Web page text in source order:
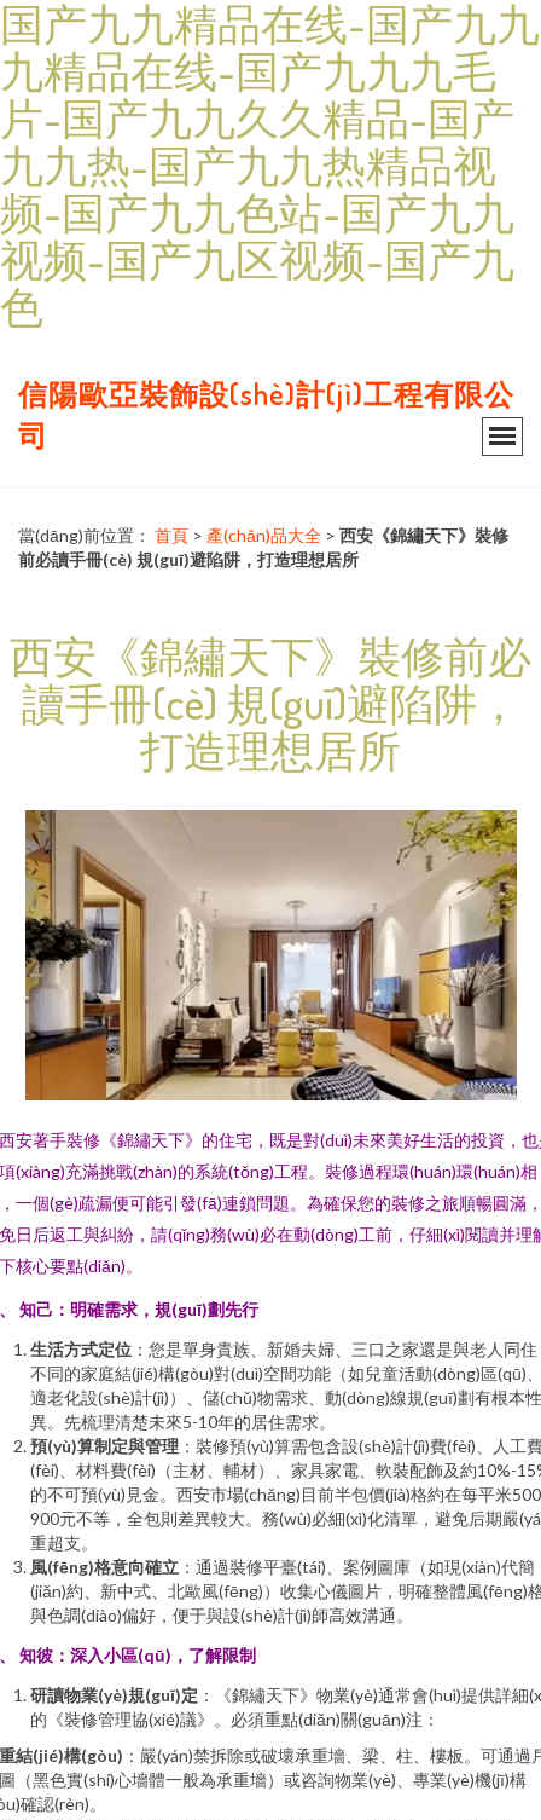
国产九九精品在线-国产九九
九精品在线-国产九九九毛
片-国产九九久久精品-国产
九九热-国产九九热精品视
频-国产九九色站-国产九九
视频-国产九区视频-国产九
色
信陽歐亞裝飾設(shè)計(jì)工程有限公
司
當(dāng)前位置： 首頁 > 產(chǎn)品大全 > 西安《錦繡天下》裝修
前必讀手冊(cè) 規(guī)避陷阱，打造理想居所
西安《錦繡天下》裝修前必
讀手冊(cè) 規(guī)避陷阱，
打造理想居所
安著手裝修《錦繡天下》的住宅，既是對(duì)未來美好生活的投資，
(xiàng)充滿挑戰(zhàn)的系統(tǒng)工程。裝修過程環(huán)環(huán)相
一個(gè)疏漏便可能引發(fā)連鎖問題。為確保您的裝修之旅順暢圓滿
日后返工與糾紛，請(qǐng)務(wù)必在動(dòng)工前，仔細(xì)閱讀并理
核心要點(diǎn)。
知己：明確需求，規(guī)劃先行
生活方式定位 ：您是單身貴族、新婚夫婦、三口之家還是與老人同住
不同的家庭結(jié)構(gòu)對(duì)空間功能（如兒童活動(dòng)區(qū)
適老化設(shè)計(jì)）、儲(chǔ)物需求、動(dòng)線規(guī)劃有根本
異。先梳理清楚未來5-10年的居住需求。
預(yù)算制定與管理 ：裝修預(yù)算需包含設(shè)計(jì)費(fèi)、人工
(fèi)、材料費(fèi)（主材、輔材）、家具家電、軟裝配飾及約10%-
的不可預(yù)見金。西安市場(chǎng)目前半包價(jià)格約在每平米
900元不等，全包則差異較大。務(wù)必細(xì)化清單，避免后期嚴
重超支。
風(fēng)格意向確立 ：通過裝修平臺(tái)、案例圖庫（如現(xiàn)代簡
(jiǎn)約、新中式、北歐風(fēng)）收集心儀圖片，明確整體風(fēng)
與色調(diào)偏好，便于與設(shè)計(jì)師高效溝通。
知彼：深入小區(qū)，了解限制
研讀物業(yè)規(guī)定 ：《錦繡天下》物業(yè)通常會(huì)提供詳細
的《裝修管理協(xié)議》。必須重點(diǎn)關(guān)注：
結(jié)構(gòu) ：嚴(yán)禁拆除或破壞承重墻、梁、柱、樓板。可通過
（黑色實(shí)心墻體一般為承重墻）或咨詢物業(yè)、專業(yè)機(jī)構
確認(rèn)。